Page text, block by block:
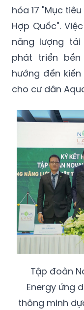
hóa 17 "Mục
Hợp Quốc".
năng lượng
phát triển
hướng đến
cho cư dân
Tập đoàn
Energy ứng
thông minh